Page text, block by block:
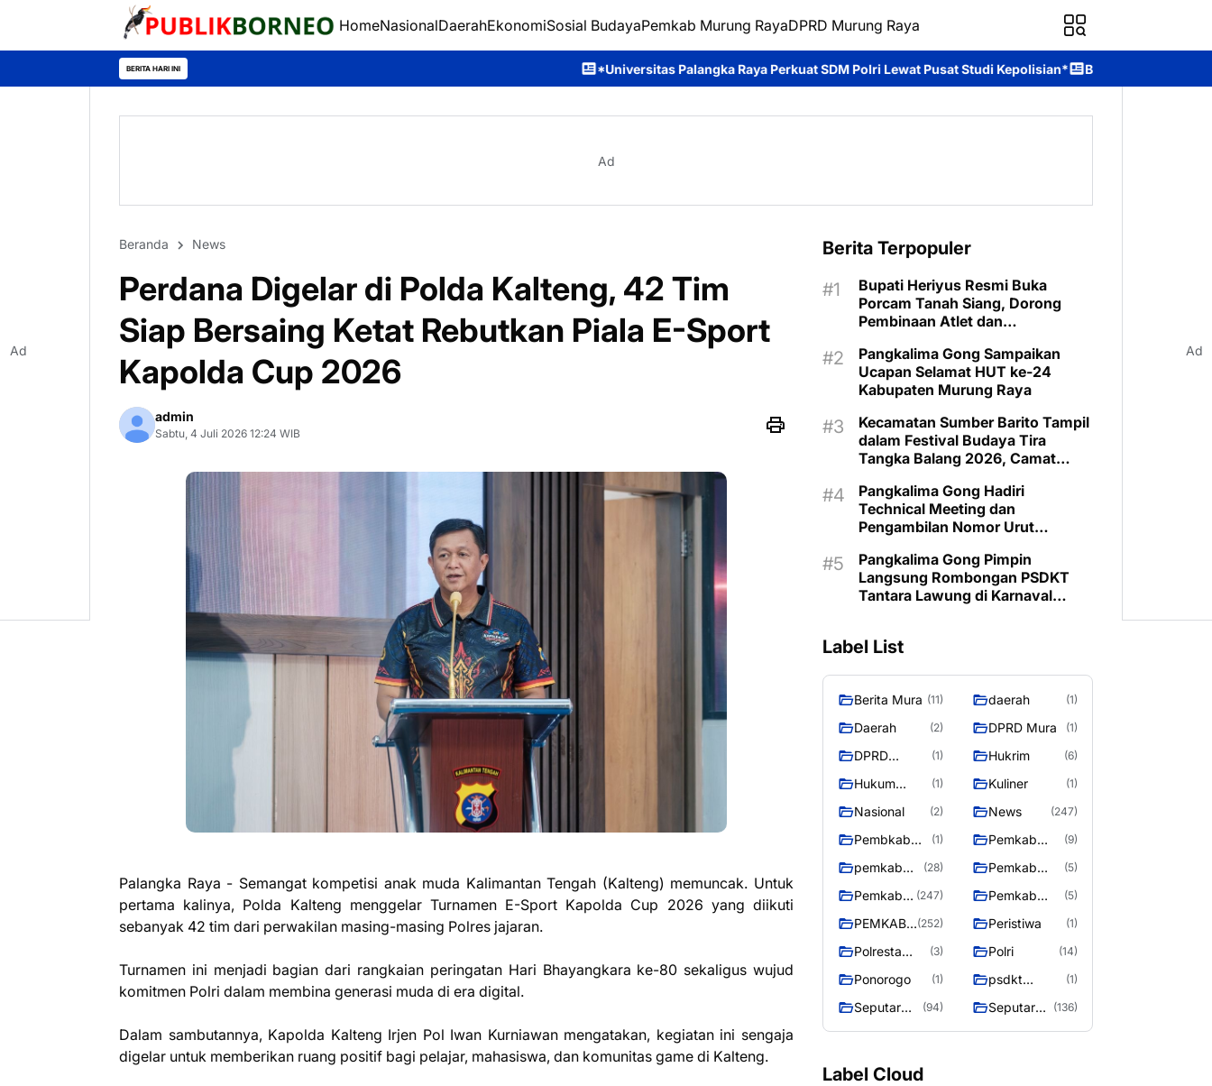
HomeNasionalDaerahEkonomiSosial BudayaPemkab Murung RayaDPRD Murung Raya
BERITA HARI INI *Universitas Palangka Raya Perkuat SDM Polri Lewat Pusat Studi Kepolisian* Brimob Kalteng Berikan Pelayanan Pagi di
Ad
Beranda News
Perdana Digelar di Polda Kalteng, 42 Tim
Siap Bersaing Ketat Rebutkan Piala E-Sport
Kapolda Cup 2026
admin
Sabtu, 4 Juli 2026 12:24 WIB
Palangka Raya - Semangat kompetisi anak muda Kalimantan Tengah (Kalteng) memuncak. Untuk
pertama kalinya, Polda Kalteng menggelar Turnamen E-Sport Kapolda Cup 2026 yang diikuti
sebanyak 42 tim dari perwakilan masing-masing Polres jajaran.
Turnamen ini menjadi bagian dari rangkaian peringatan Hari Bhayangkara ke-80 sekaligus wujud
komitmen Polri dalam membina generasi muda di era digital.
Dalam sambutannya, Kapolda Kalteng Irjen Pol Iwan Kurniawan mengatakan, kegiatan ini sengaja
digelar untuk memberikan ruang positif bagi pelajar, mahasiswa, dan komunitas game di Kalteng.
Berita Terpopuler
Bupati Heriyus Resmi Buka
Porcam Tanah Siang, Dorong
Pembinaan Atlet dan
Pangkalima Gong Sampaikan
Ucapan Selamat HUT ke-24
Kabupaten Murung Raya
Kecamatan Sumber Barito Tampil
dalam Festival Budaya Tira
Tangka Balang 2026, Camat
Pangkalima Gong Hadiri
Technical Meeting dan
Pengambilan Nomor Urut
Balang 2026
Pangkalima Gong Pimpin
Langsung Rombongan PSDKT
Tantara Lawung di Karnaval
Label List
Berita Mura (11) daerah (1)
Daerah (2) DPRD Mura (1)
DPRD
RAYA
(1) Hukrim (6)
Hukum
(1) Kuliner (1)
Nasional (2) News (247)
Pembkab
Murung raya
(1)
Pemkab
(9)
pemkab
Raya
(28)
Pemkab
(5)
Pemkab
raya
(247)
Pemkab
Raya
(5)
PEMKAB
RAYA
(252) Peristiwa (1)
Polresta
Raya
(3) Polri (14)
Ponorogo (1)
psdkt
murung raya
(1)
Seputar
Raya
(94)
Seputar
(136)
Label Cloud
Ad Ad